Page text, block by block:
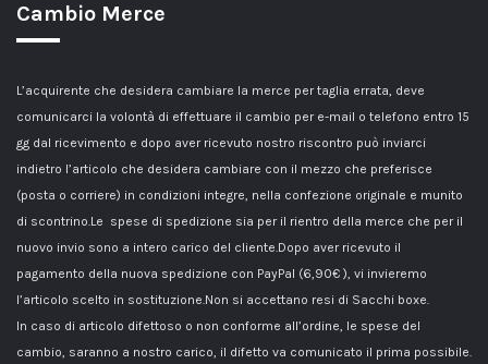
Cambio Merce
L’acquirente che desidera cambiare la merce per taglia errata, deve
comunicarci la volontà di effettuare il cambio per e-mail o telefono entro 15
gg dal ricevimento e dopo aver ricevuto nostro riscontro può inviarci
indietro l’articolo che desidera cambiare con il mezzo che preferisce
(posta o corriere) in condizioni integre, nella confezione originale e munito
di scontrino.Le spese di spedizione sia per il rientro della merce che per il
nuovo invio sono a intero carico del cliente.Dopo aver ricevuto il
pagamento della nuova spedizione con PayPal (6,90€ ), vi invieremo
l’articolo scelto in sostituzione.Non si accettano resi di Sacchi boxe.
In caso di articolo difettoso o non conforme all’ordine, le spese del
cambio, saranno a nostro carico, il difetto va comunicato il prima possibile.